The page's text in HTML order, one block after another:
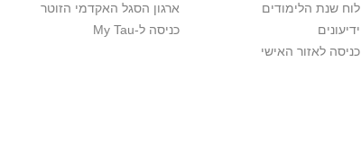
לוח שנת הלימודים
ידיעונים
כניסה לאזור האישי
ארגון הסגל האקדמי הזוטר
כניסה ל-My Tau